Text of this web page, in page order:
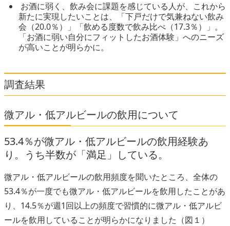
お酒に弱く、飲み会に課題を感じている人が、これから
新たに実現したいことは、「下戸だけで気兼ねない飲み
会（20.0％）」「飲める度数で飲み比べ（17.3％）」。
「お酒に弱い自分にフィットしたお酒体験」へのニーズ
が高いことが明らかに。
調査結果
微アル・低アルビールの飲用について
53.4％が微アル・低アルビールの飲用経験あ
り。うち半数が「満足」している。
微アル・低アルビールの飲用頻度を聞いたところ、全体の
53.4％が一度でも微アル・低アルビールを飲用したことがあ
り、14.5％が週1回以上の頻度で習慣的に微アル・低アルビ
ールを飲用していることが明らかになりました（図１）